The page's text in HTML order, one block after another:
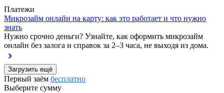
Платежи
Микрозайм онлайн на карту: как это работает и что нужно
знать
Нужно срочно деньги? Узнайте, как оформить микрозайм
онлайн без залога и справок за 2–3 часа, не выходя из дома.
Загрузить ещё
Первый заём бесплатно
Выберите сумму